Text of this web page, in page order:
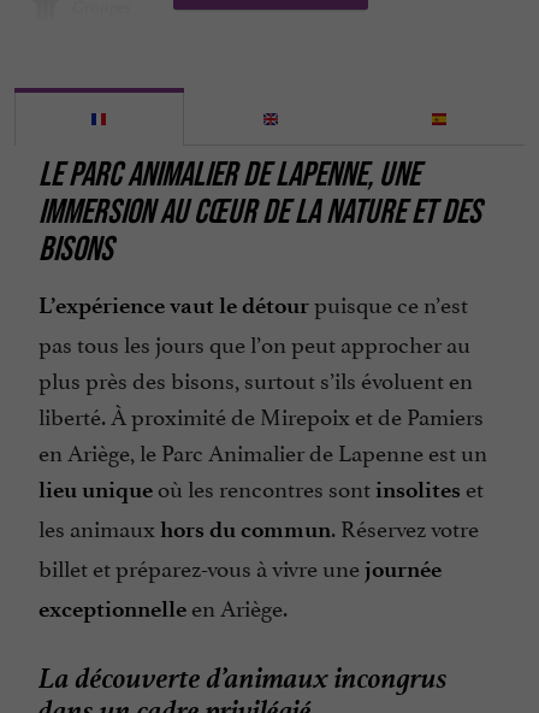
Parle anglais
Parle espagnol
Terrasse
Vue sur la montagne
LE PARC ANIMALIER DE LAPENNE, UNE
IMMERSION AU CŒUR DE LA NATURE ET DES
BISONS
L’expérience vaut le détourpuisque ce n’est
pas tous les jours que l’on peut approcher au
plus près des bisons, surtout s’ils évoluent en
liberté. À proximité de Mirepoix et de Pamiers
en Ariège, le Parc Animalier de Lapenne est un
lieu unique où les rencontres sontinsolites et
les animaux hors du commun. Réservez votre
billet et préparez-vous à vivre unejournée
exceptionnelle en Ariège.
La découverte d’animaux incongrus